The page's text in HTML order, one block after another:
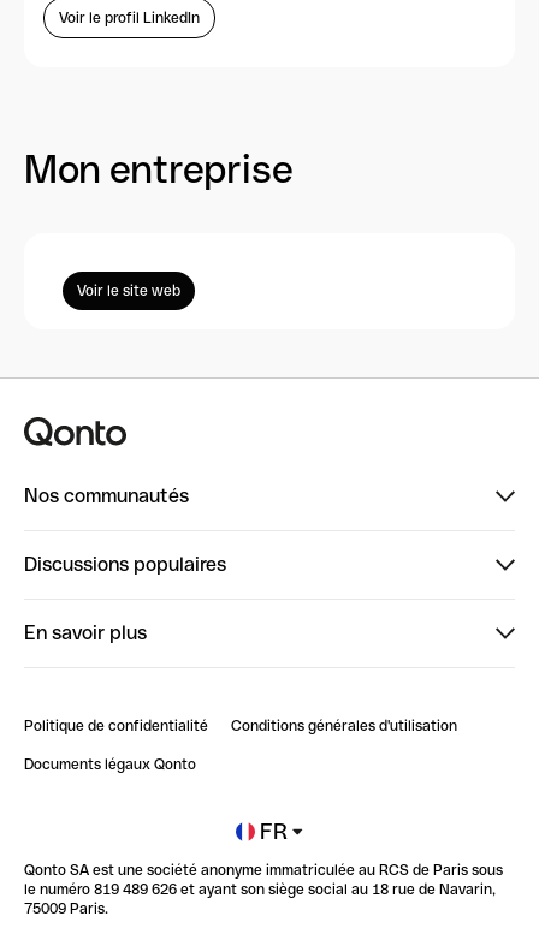
Voir le profil LinkedIn
Mon entreprise
Voir le site web
Nos communautés
ClubQonto
Discussions populaires
Impact de l'IA sur les carrières/productivité
En savoir plus
Blog
Newsroom
Glossaire finance
Politique de confidentialité Conditions générales d'utilisation
Documents légaux Qonto
FR
Qonto SA est une société anonyme immatriculée au RCS de Paris sous
le numéro 819 489 626 et ayant son siège social au 18 rue de Navarin,
75009 Paris.